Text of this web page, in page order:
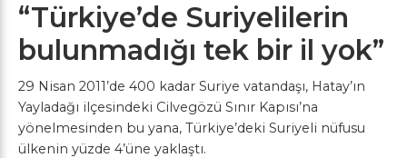
“Türkiye’de Suriyelilerin
bulunmadığı tek bir il yok”
29 Nisan 2011’de 400 kadar Suriye vatandaşı, Hatay’ın
Yayladağı ilçesindeki Cilvegözü Sınır Kapısı’na
yönelmesinden bu yana, Türkiye’deki Suriyeli nüfusu
ülkenin yüzde 4’üne yaklaştı.